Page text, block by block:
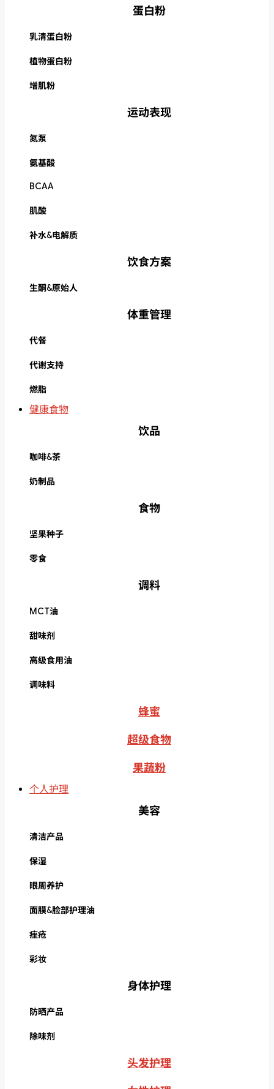
蛋白粉
乳清蛋白粉
植物蛋白粉
增肌粉
运动表现
氮泵
氨基酸
BCAA
肌酸
补水&电解质
饮食方案
生酮&原始人
体重管理
代餐
代谢支持
燃脂
健康食物
饮品
咖啡&茶
奶制品
食物
坚果种子
零食
调料
MCT油
甜味剂
高级食用油
调味料
蜂蜜
超级食物
果蔬粉
个人护理
美容
清洁产品
保湿
眼周养护
面膜&脸部护理油
痤疮
彩妆
身体护理
防晒产品
除味剂
头发护理